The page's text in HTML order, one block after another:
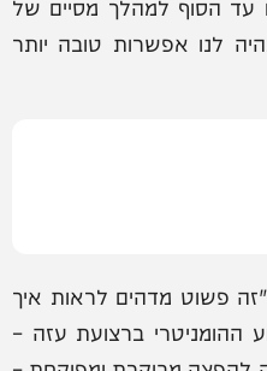
לנו אפשרות טובה יותר
פשוט מדהים לראות איך
ההומניטרי ברצועת עזה –